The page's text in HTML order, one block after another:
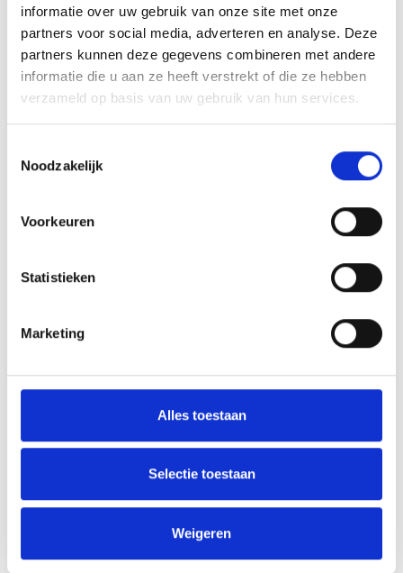
informatie over uw gebruik van onze site met onze
partners voor social media, adverteren en analyse. Deze
partners kunnen deze gegevens combineren met andere
informatie die u aan ze heeft verstrekt of die ze hebben
verzameld op basis van uw gebruik van hun services.
Noodzakelijk
Voorkeuren
Statistieken
Marketing
Alles toestaan
Selectie toestaan
Weigeren